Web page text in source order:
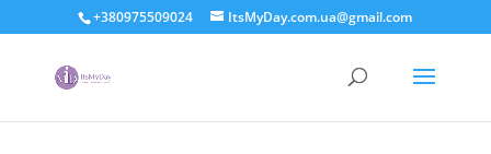
+380975509024 ItsMyDay.com.ua@gmail.com